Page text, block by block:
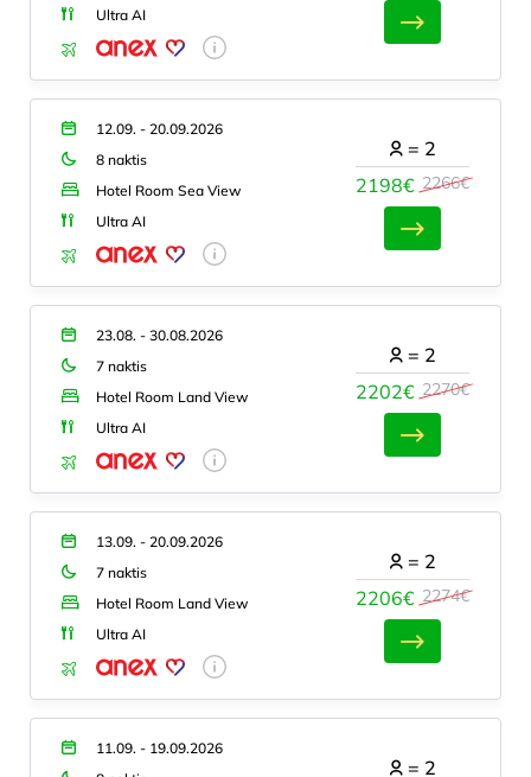
Ultra AI
12.09. - 20.09.2026
8 naktis
Hotel Room Sea View
Ultra AI
2198€ 2266€
= 2
23.08. - 30.08.2026
7 naktis
Hotel Room Land View
Ultra AI
2202€ 2270€
= 2
13.09. - 20.09.2026
7 naktis
Hotel Room Land View
Ultra AI
2206€ 2274€
= 2
11.09. - 19.09.2026
= 2